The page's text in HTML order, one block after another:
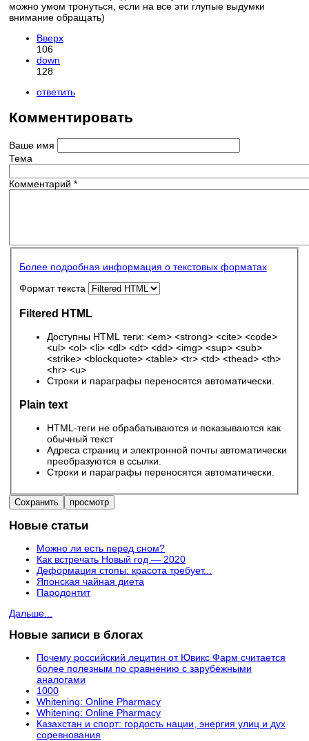
можно умом тронуться, если на все эти глупые выдумки
внимание обращать)
Вверх
106
down
128
ответить
Комментировать
Ваше имя
Тема
Комментарий *
Более подробная информация о текстовых форматах
Формат текста
Filtered HTML
Доступны HTML теги: <em> <strong> <cite> <code>
<ul> <ol> <li> <dl> <dt> <dd> <img> <sup> <sub>
<strike> <blockquote> <table> <tr> <td> <thead> <th>
<hr> <u>
Строки и параграфы переносятся автоматически.
Plain text
HTML-теги не обрабатываются и показываются как
обычный текст
Адреса страниц и электронной почты автоматически
преобразуются в ссылки.
Строки и параграфы переносятся автоматически.
Новые статьи
Можно ли есть перед сном?
Как встречать Новый год — 2020
Деформация стопы: красота требует...
Японская чайная диета
Пародонтит
Дальше...
Новые записи в блогах
Почему российский лецитин от Ювикс Фарм считается
более полезным по сравнению с зарубежными
аналогами
1000
Whitening: Online Pharmacy
Whitening: Online Pharmacy
Казахстан и спорт: гордость нации, энергия улиц и дух
соревнования